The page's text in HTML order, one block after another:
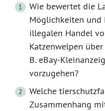
Wie bewertet die
Möglichkeiten und
illegalen Handel
Katzenwelpen
B. eBay-
vorzugehen?
Welche
Zusammenhang